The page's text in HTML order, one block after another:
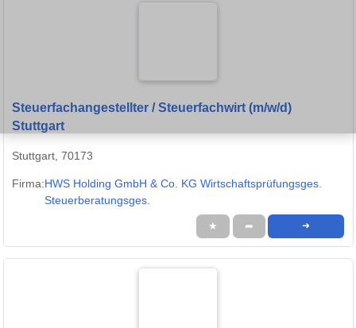
Steuerfachangestellter / Steuerfachwirt (m/w/d)
Stuttgart
Stuttgart, 70173
Firma:HWS Holding GmbH & Co. KG Wirtschaftsprüfungsges.
Steuerberatungsges.
★ ➦ ➜